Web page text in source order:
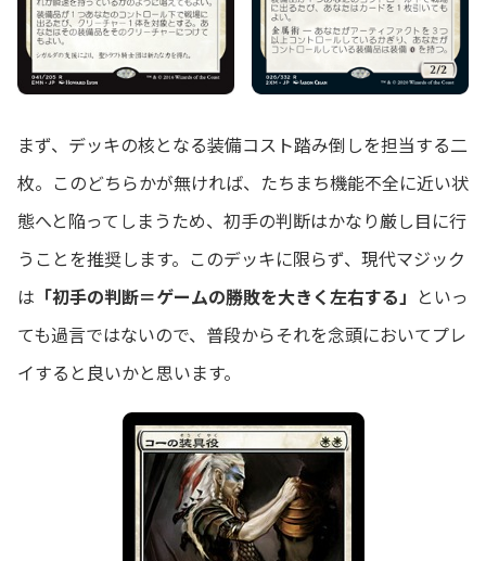
まず、デッキの核となる装備コスト踏み倒しを担当する二
枚。このどちらかが無ければ、たちまち機能不全に近い状
態へと陥ってしまうため、初手の判断はかなり厳し目に行
うことを推奨します。このデッキに限らず、現代マジック
は 「初手の判断＝ゲームの勝敗を大きく左右する」 といっ
ても過言ではないので、普段からそれを念頭においてプレ
イすると良いかと思います。